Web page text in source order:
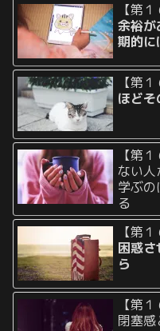
【第
余裕が
期的に
【第
ほど
【第
ない
学ぶ
る
【第
困惑
ら
【第
閉塞